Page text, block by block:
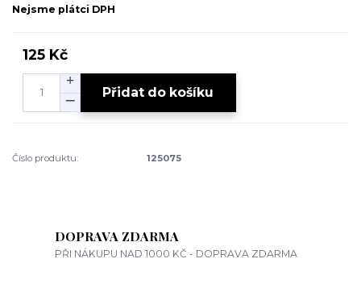
Nejsme plátci DPH
125 Kč
Přidat do košíku
Číslo produktu: 125075
DOPRAVA ZDARMA
PŘI NÁKUPU NAD 1000 KČ - DOPRAVA ZDARMA